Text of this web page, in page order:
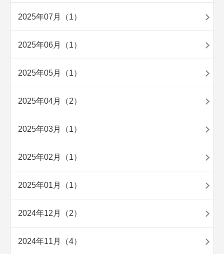
2025年07月（1）
2025年06月（1）
2025年05月（1）
2025年04月（2）
2025年03月（1）
2025年02月（1）
2025年01月（1）
2024年12月（2）
2024年11月（4）